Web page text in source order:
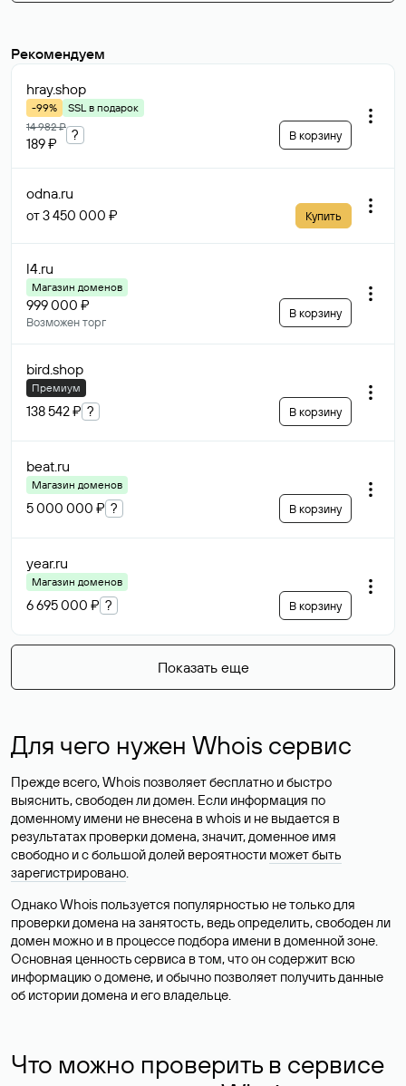
Рекомендуем
hray.shop
-99%
SSL в подарок
14 982 ₽
189 ₽
? В корзину
odna.ru
от 3 450 000 ₽ Купить
l4.ru
Магазин доменов
999 000 ₽
Возможен торг
В корзину
bird.shop
Премиум
138 542 ₽ ? В корзину
beat.ru
Магазин доменов
5 000 000 ₽ ? В корзину
year.ru
Магазин доменов
6 695 000 ₽ ? В корзину
Показать еще
Для чего нужен Whois сервис
Прежде всего, Whois позволяет бесплатно и быстро
выяснить, свободен ли домен. Если информация по
доменному имени не внесена в whois и не выдается в
результатах проверки домена, значит, доменное имя
свободно и с большой долей вероятности может быть
зарегистрировано.
Однако Whois пользуется популярностью не только для
проверки домена на занятость, ведь определить, свободен ли
домен можно и в процессе подбора имени в доменной зоне.
Основная ценность сервиса в том, что он содержит всю
информацию о домене, и обычно позволяет получить данные
об истории домена и его владельце.
Что можно проверить в сервисе